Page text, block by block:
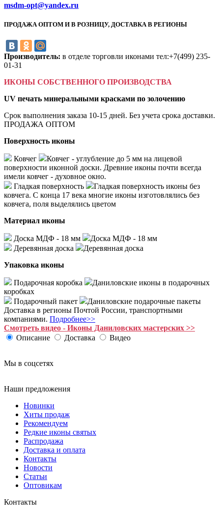
msdm-opt@yandex.ru
ПРОДАЖА ОПТОМ И В РОЗНИЦУ, ДОСТАВКА В РЕГИОНЫ
Производитель: в отделе торговли иконами тел:+7(499) 235-
01-31
ИКОНЫ СОБСТВЕННОГО ПРОИЗВОДСТВА
UV печать минеральными красками по золочению
Срок выполнения заказа 10-15 дней. Без учета срока доставки.
ПРОДАЖА ОПТОМ
Поверхность иконы
Ковчег
Ковчег - углубление до 5 мм на лицевой
поверхности иконной доски. Древние иконы почти всегда
имели ковчег - духовное окно.
Гладкая поверхность
Гладкая поверхность иконы без
ковчега. С конца 17 века многие иконы изготовлялись без
ковчега, поля выделялись цветом
Материал иконы
Доска МДФ - 18 мм
Доска МДФ - 18 мм
Деревянная доска
Деревянная доска
Упаковка иконы
Подарочная коробка
Даниловские иконы в подарочных
коробках
Подарочный пакет
Даниловские подарочные пакеты
Доставка в регионы Почтой России, транспортными
компаниями. Подробнее>>
Смотреть видео - Иконы Даниловских мастерских >>
Описание
Доставка Видео
Мы в соцсетях
Наши предложения
Новинки
Хиты продаж
Рекомендуем
Редкие иконы святых
Распродажа
Доставка и оплата
Контакты
Новости
Статьи
Оптовикам
Контакты